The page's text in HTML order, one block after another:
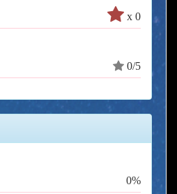
x 0
0/5
0%